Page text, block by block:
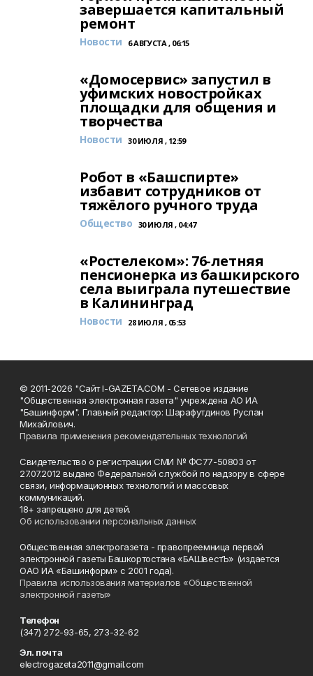
завершается капитальный
ремонт
Новости 6 АВГУСТА , 06:15
«Домосервис» запустил в
уфимских новостройках
площадки для общения и
творчества
Новости 30 ИЮЛЯ , 12:59
Робот в «Башспирте»
избавит сотрудников от
тяжёлого ручного труда
Общество 30 ИЮЛЯ , 04:47
«Ростелеком»: 76-летняя
пенсионерка из башкирского
села выиграла путешествие
в Калининград
Новости 28 ИЮЛЯ , 05:53
© 2011-2026 "Сайт I-GAZETA.COM - Сетевое издание
"Общественная электронная газета" учреждена АО ИА
"Башинформ". Главный редактор: Шарафутдинов Руслан
Михайлович.
Правила применения рекомендательных технологий
Свидетельство о регистрации СМИ № ФС77-50803 от
27.07.2012 выдано Федеральной службой по надзору в сфере
связи, информационных технологий и массовых
коммуникаций.
18+ запрещено для детей.
Об использовании персональных данных
Общественная электрогазета - правопреемница первой
электронной газеты Башкортостана «БАШвестЪ» (издается
ОАО ИА «Башинформ» с 2001 года).
Правила использования материалов «Общественной
электронной газеты»
Телефон
(347) 272-93-65, 273-32-62
Эл. почта
electrogazeta2011@gmail.com